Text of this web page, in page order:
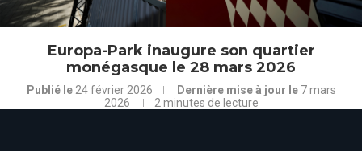
Europa-Park inaugure son quartier
monégasque le 28 mars 2026
Publié le 24 février 2026 Dernière mise à jour le 7 mars
2026
2 minutes de lecture